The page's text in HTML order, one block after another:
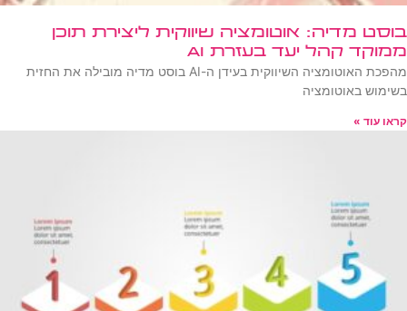
בוסט מדיה: אוטומציה שיווקית ליצירת תוכן
ממוקד קהל יעד בעזרת AI
מהפכת האוטומציה השיווקית בעידן ה-AI בוסט מדיה מובילה את החזית
בשימוש באוטומציה
קראו עוד »